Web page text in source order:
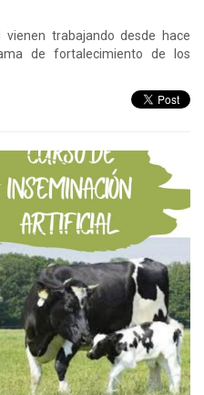
trabajando desde hace
de fortalecimiento de los